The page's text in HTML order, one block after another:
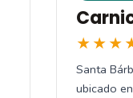
Santa
ubicado